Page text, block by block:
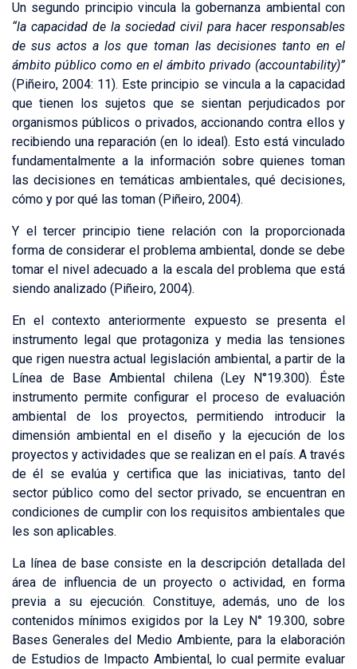
Un segundo principio vincula la gobernanza ambiental con
“la capacidad de la sociedad civil para hacer responsables
de sus actos a los que toman las decisiones tanto en el
ámbito público como en el ámbito privado (accountability)”
(Piñeiro, 2004: 11). Este principio se vincula a la capacidad
que tienen los sujetos que se sientan perjudicados por
organismos públicos o privados, accionando contra ellos y
recibiendo una reparación (en lo ideal). Esto está vinculado
fundamentalmente a la información sobre quienes toman
las decisiones en temáticas ambientales, qué decisiones,
cómo y por qué las toman (Piñeiro, 2004).
Y el tercer principio tiene relación con la proporcionada
forma de considerar el problema ambiental, donde se debe
tomar el nivel adecuado a la escala del problema que está
siendo analizado (Piñeiro, 2004).
En el contexto anteriormente expuesto se presenta el
instrumento legal que protagoniza y media las tensiones
que rigen nuestra actual legislación ambiental, a partir de la
Línea de Base Ambiental chilena (Ley N°19.300). Éste
instrumento permite configurar el proceso de evaluación
ambiental de los proyectos, permitiendo introducir la
dimensión ambiental en el diseño y la ejecución de los
proyectos y actividades que se realizan en el país. A través
de él se evalúa y certifica que las iniciativas, tanto del
sector público como del sector privado, se encuentran en
condiciones de cumplir con los requisitos ambientales que
les son aplicables.
La línea de base consiste en la descripción detallada del
área de influencia de un proyecto o actividad, en forma
previa a su ejecución. Constituye, además, uno de los
contenidos mínimos exigidos por la Ley N° 19.300, sobre
Bases Generales del Medio Ambiente, para la elaboración
de Estudios de Impacto Ambiental, lo cual permite evaluar